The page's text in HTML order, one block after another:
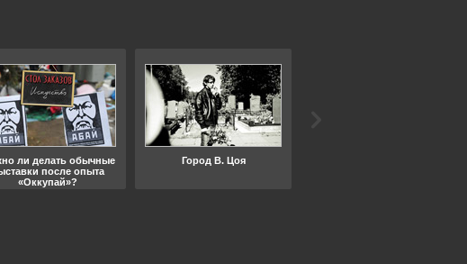
ли делать обычные
после опыта
«Оккупай»?
Город В. Цоя